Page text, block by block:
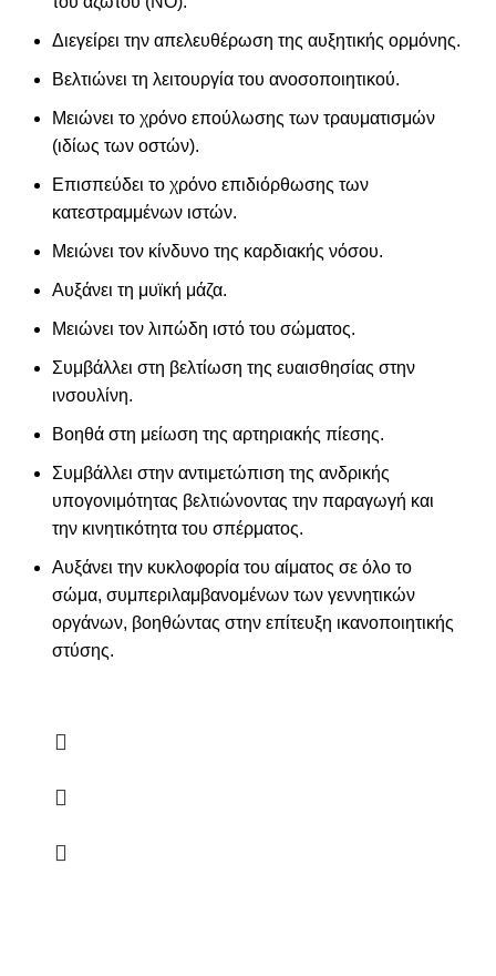
Διεγείρει την απελευθέρωση της αυξητικής ορμόνης.
Βελτιώνει τη λειτουργία του ανοσοποιητικού.
Μειώνει το χρόνο επούλωσης των τραυματισμών
(ιδίως των οστών).
Επισπεύδει το χρόνο επιδιόρθωσης των
κατεστραμμένων ιστών.
Μειώνει τον κίνδυνο της καρδιακής νόσου.
Αυξάνει τη μυϊκή μάζα.
Μειώνει τον λιπώδη ιστό του σώματος.
Συμβάλλει στη βελτίωση της ευαισθησίας στην
ινσουλίνη.
Βοηθά στη μείωση της αρτηριακής πίεσης.
Συμβάλλει στην αντιμετώπιση της ανδρικής
υπογονιμότητας βελτιώνοντας την παραγωγή και
την κινητικότητα του σπέρματος.
Αυξάνει την κυκλοφορία του αίματος σε όλο το
σώμα, συμπεριλαμβανομένων των γεννητικών
οργάνων, βοηθώντας στην επίτευξη ικανοποιητικής
στύσης.